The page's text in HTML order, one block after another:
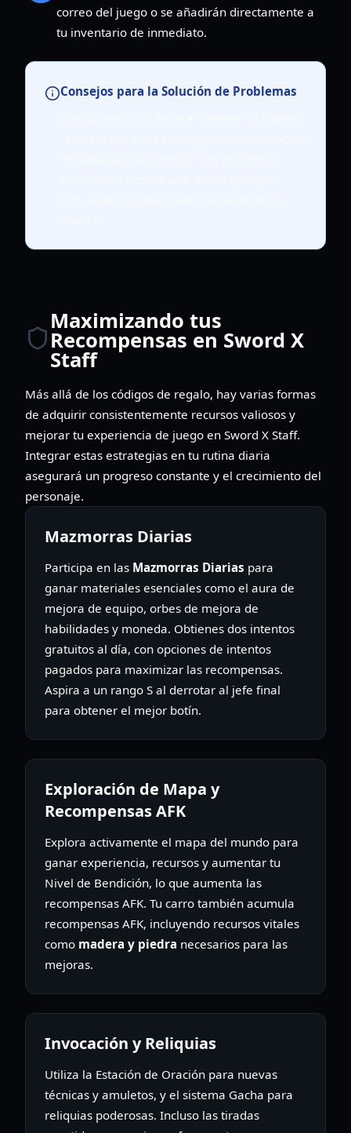
correo del juego o se añadirán directamente a
tu inventario de inmediato.
Consejos para la Solución de Problemas
Maximizando tus
Recompensas en Sword X
Staff
Más allá de los códigos de regalo, hay varias formas
de adquirir consistentemente recursos valiosos y
mejorar tu experiencia de juego en Sword X Staff.
Integrar estas estrategias en tu rutina diaria
asegurará un progreso constante y el crecimiento del
personaje.
Mazmorras Diarias
Participa en las Mazmorras Diarias para
ganar materiales esenciales como el aura de
mejora de equipo, orbes de mejora de
habilidades y moneda. Obtienes dos intentos
gratuitos al día, con opciones de intentos
pagados para maximizar las recompensas.
Aspira a un rango S al derrotar al jefe final
para obtener el mejor botín.
Exploración de Mapa y
Recompensas AFK
Explora activamente el mapa del mundo para
ganar experiencia, recursos y aumentar tu
Nivel de Bendición, lo que aumenta las
recompensas AFK. Tu carro también acumula
recompensas AFK, incluyendo recursos vitales
como madera y piedra necesarios para las
mejoras.
Invocación y Reliquias
Utiliza la Estación de Oración para nuevas
técnicas y amuletos, y el sistema Gacha para
reliquias poderosas. Incluso las tiradas